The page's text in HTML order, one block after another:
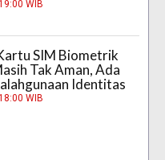
WIB
SIM Biometrik
Tak Aman, Ada
Identitas
WIB